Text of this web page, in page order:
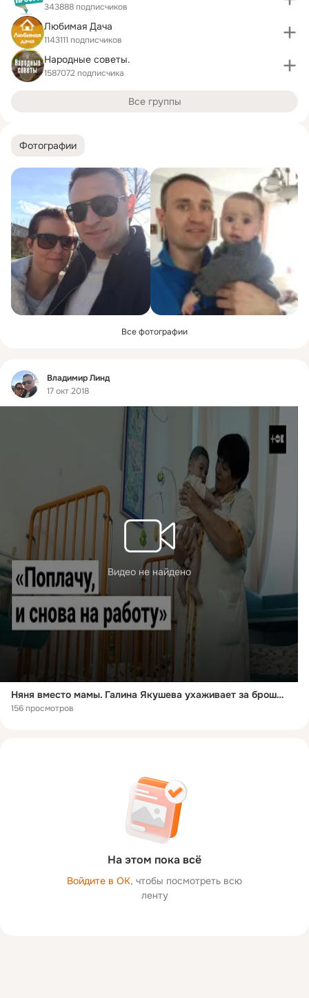
Фотографии
Все фотографии
Фид
Владимир Линд
17 окт 2018
Видео не найдено
Няня вместо мамы. Галина Якушева ухаживает за брошенными малышами | ТОК
156 просмотров
На этом пока всё
Войдите в ОК, чтобы посмотреть всю
ленту
343888 подписчиков
Любимая Дача
1143111 подписчиков
Народные советы.
1587072 подписчика
Все группы